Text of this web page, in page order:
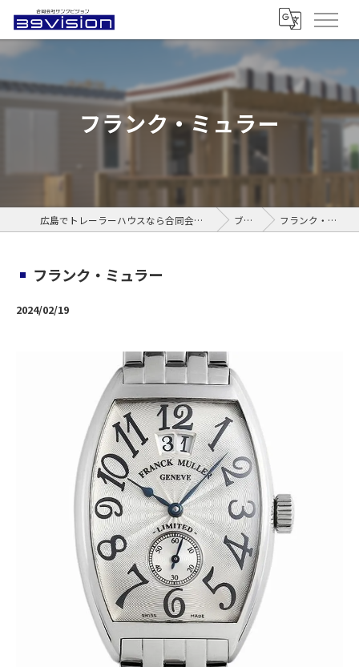
フランク・ミュラー
広島でトレーラーハウスなら合同会社サンクビジョン ブログ フランク・ミュラー
フランク・ミュラー
2024/02/19